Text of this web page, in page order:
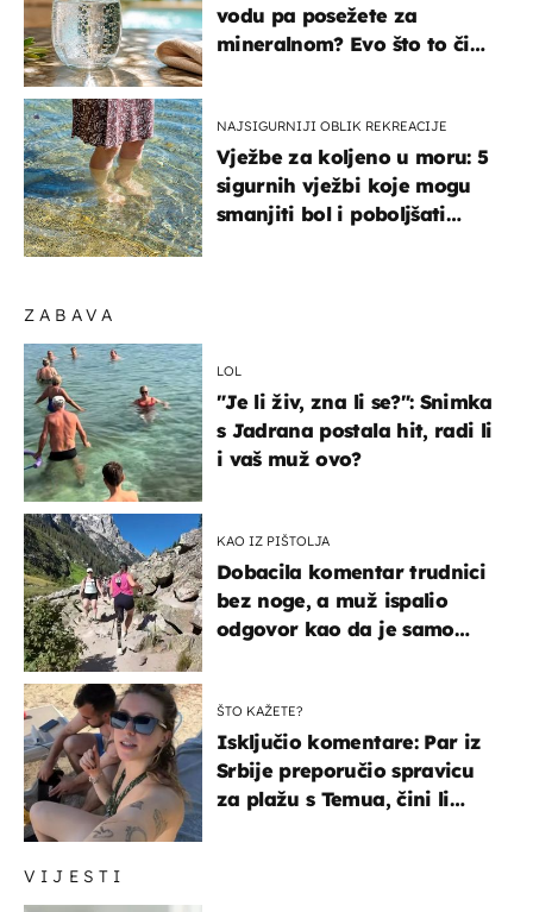
VIJESTI
ZABAVA
LOL
"Je li živ, zna li se?": Snimka
s Jadrana postala hit, radi li
i vaš muž ovo?
KAO IZ PIŠTOLJA
Dobacila komentar trudnici
bez noge, a muž ispalio
odgovor kao da je samo
ŠTO KAŽETE?
Isključio komentare: Par iz
Srbije preporučio spravicu
za plažu s Temua, čini li
vodu pa posežete za
mineralnom? Evo što to čini
NAJSIGURNIJI OBLIK REKREACIJE
Vježbe za koljeno u moru: 5
sigurnih vježbi koje mogu
smanjiti bol i poboljšati